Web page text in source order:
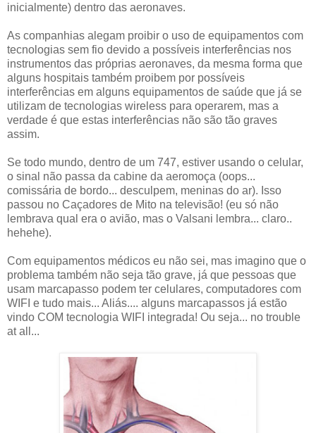
inicialmente) dentro das aeronaves.
As companhias alegam proibir o uso de equipamentos com
tecnologias sem fio devido a possíveis interferências nos
instrumentos das próprias aeronaves, da mesma forma que
alguns hospitais também proibem por possíveis
interferências em alguns equipamentos de saúde que já se
utilizam de tecnologias wireless para operarem, mas a
verdade é que estas interferências não são tão graves
assim.
Se todo mundo, dentro de um 747, estiver usando o celular,
o sinal não passa da cabine da aeromoça (oops...
comissária de bordo... desculpem, meninas do ar). Isso
passou no Caçadores de Mito na televisão! (eu só não
lembrava qual era o avião, mas o Valsani lembra... claro..
hehehe).
Com equipamentos médicos eu não sei, mas imagino que o
problema também não seja tão grave, já que pessoas que
usam marcapasso podem ter celulares, computadores com
WIFI e tudo mais... Aliás.... alguns marcapassos já estão
vindo COM tecnologia WIFI integrada! Ou seja... no trouble
at all...